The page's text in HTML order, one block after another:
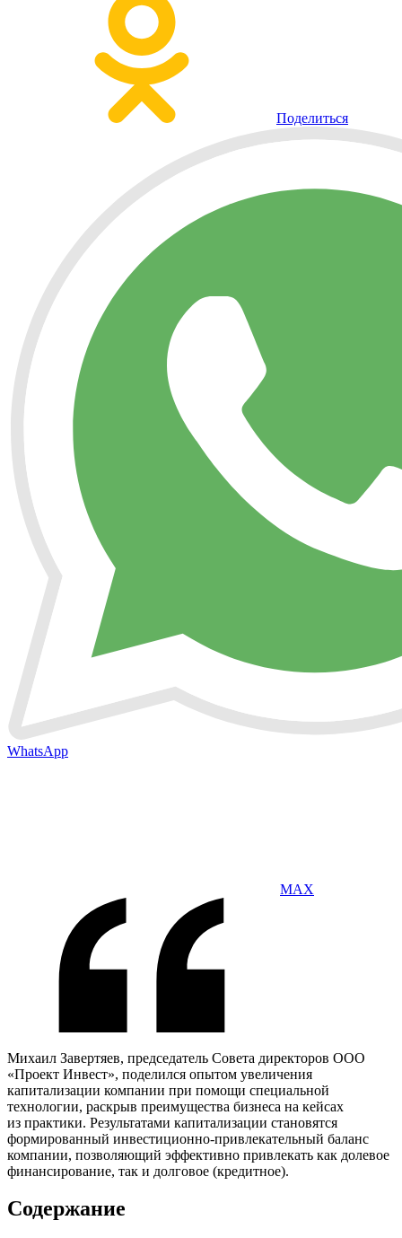
Поделиться
WhatsApp
MAX
Михаил Завертяев, председатель Совета директоров ООО
«Проект Инвест», поделился опытом увеличения
капитализации компании при помощи специальной
технологии, раскрыв преимущества бизнеса на кейсах
из практики. Результатами капитализации становятся
формированный инвестиционно-привлекательный баланс
компании, позволяющий эффективно привлекать как долевое
финансирование, так и долговое (кредитное).
Содержание